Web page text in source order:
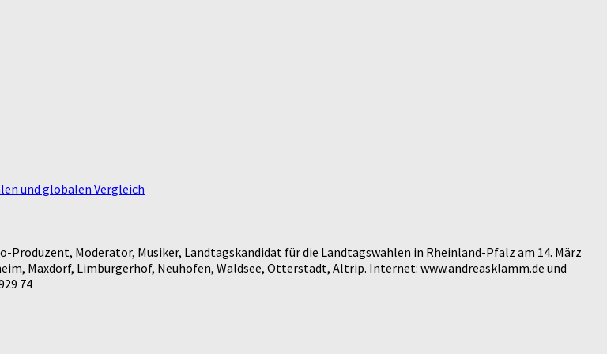
und globalen Vergleich
Moderator, Musiker, Landtagskandidat für die Landtagswahlen in Rheinland-Pfalz am 14. März
Maxdorf, Limburgerhof, Neuhofen, Waldsee, Otterstadt, Altrip. Internet: www.andreasklamm.de und
74